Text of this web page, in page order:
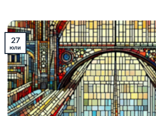
27
юли